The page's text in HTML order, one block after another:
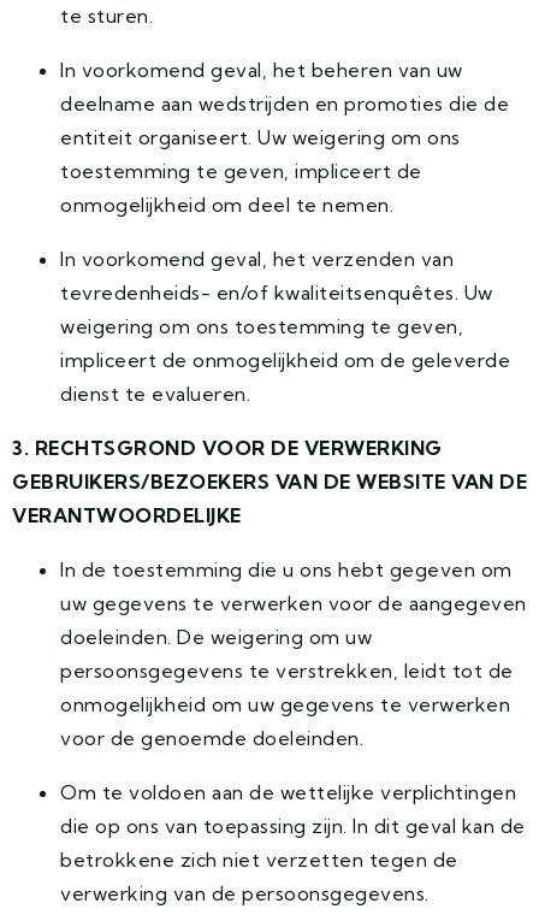
te sturen.
In voorkomend geval, het beheren van uw
deelname aan wedstrijden en promoties die de
entiteit organiseert. Uw weigering om ons
toestemming te geven, impliceert de
onmogelijkheid om deel te nemen.
In voorkomend geval, het verzenden van
tevredenheids- en/of kwaliteitsenquêtes. Uw
weigering om ons toestemming te geven,
impliceert de onmogelijkheid om de geleverde
dienst te evalueren.
3. RECHTSGROND VOOR DE VERWERKING
GEBRUIKERS/BEZOEKERS VAN DE WEBSITE VAN DE
VERANTWOORDELIJKE
In de toestemming die u ons hebt gegeven om
uw gegevens te verwerken voor de aangegeven
doeleinden. De weigering om uw
persoonsgegevens te verstrekken, leidt tot de
onmogelijkheid om uw gegevens te verwerken
voor de genoemde doeleinden.
Om te voldoen aan de wettelijke verplichtingen
die op ons van toepassing zijn. In dit geval kan de
betrokkene zich niet verzetten tegen de
verwerking van de persoonsgegevens.